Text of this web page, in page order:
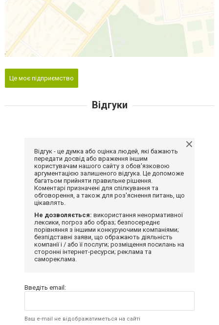
Це моє підприємство
Відгуки
Відгук - це думка або оцінка людей, які бажають
передати досвід або враження іншим
користувачам нашого сайту з обов'язковою
аргументацією залишеного відгука. Це допоможе
багатьом прийняти правильне рішення.
Коментарі призначені для спілкування та
обговорення, а також для роз'яснення питань, що
цікавлять.
Не дозволяється: використання ненормативної
лексики, погроз або образ; безпосереднє
порівняння з іншими конкуруючими компаніями;
безпідставні заяви, що ображають діяльність
компанії і / або її послуги; розміщення посилань на
сторонні інтернет-ресурси; реклама та
самореклама.
Введіть email:
Ваш e-mail не відображатиметься на сайті